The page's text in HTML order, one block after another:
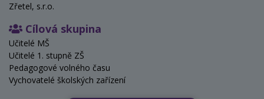
Zřetel, s.r.o.
Cílová skupina
Učitelé MŠ
Učitelé 1. stupně ZŠ
Pedagogové volného času
Vychovatelé školských zařízení